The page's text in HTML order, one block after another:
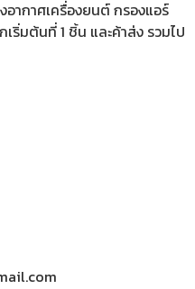
อากาศเครื่องยนต์ กรองแอร์
ริ่มต้นที่ 1 ชิ้น และค้าส่ง รวมไป